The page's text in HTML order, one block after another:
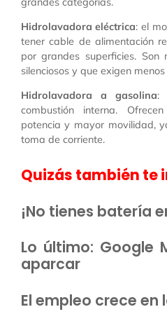
Hidrolavadora eléctrica: el
tener cable de alimentación
por grandes superficies. Son
silenciosos y que exigen
Hidrolavadora a gasolina:
combustión interna.
potencia y mayor movilidad,
toma de corriente.
Quizás también te
¡No tienes batería
Lo último: Google
aparcar
El empleo crece en